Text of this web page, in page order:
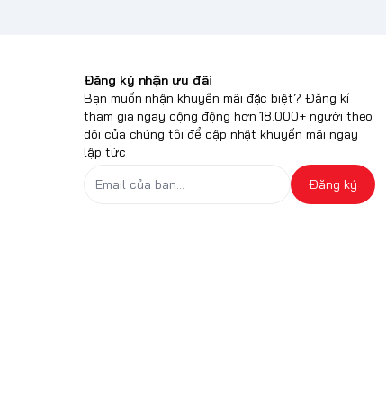
Đăng ký nhận ưu đãi
Bạn muốn nhận khuyến mãi đặc biệt? Đăng kí
tham gia ngay cộng động hơn 18.000+ người theo
dõi của chúng tôi để cập nhật khuyến mãi ngay
lập tức
Đăng ký